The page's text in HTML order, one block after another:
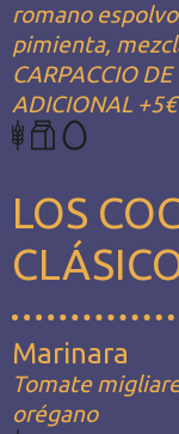
romano
pimienta,
CARPACCIO DE
ADICIONAL +5€
LOS
Marinara
Tomate
orégano